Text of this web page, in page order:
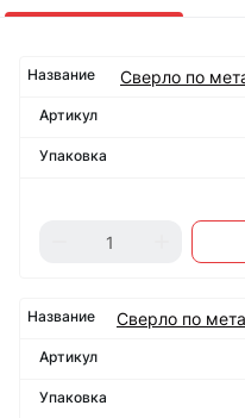
Сверло по
Сверло по